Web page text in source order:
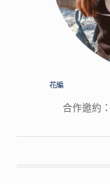
品！
花編
合作邀約：